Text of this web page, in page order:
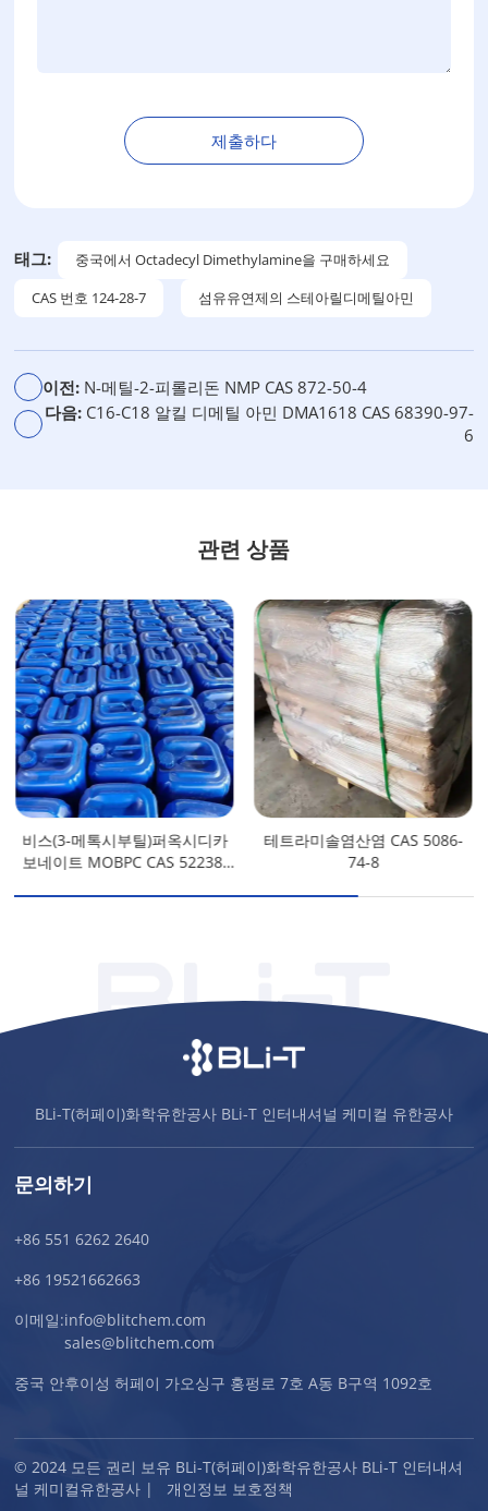
제출하다
태그:
중국에서 Octadecyl Dimethylamine을 구매하세요
CAS 번호 124-28-7
섬유유연제의 스테아릴디메틸아민
이전: N-메틸-2-피롤리돈 NMP CAS 872-50-4
다음: C16-C18 알킬 디메틸 아민 DMA1618 CAS 68390-97-
6
관련 상품
비스(3-메톡시부틸)퍼옥시디카
보네이트 MOBPC CAS 52238-
테트라미솔염산염 CAS 5086-
74-8
BLi-T(허페이)화학유한공사 BLi-T 인터내셔널 케미컬 유한공사
문의하기
+86 551 6262 2640
+86 19521662663
이메일:info@blitchem.com
sales@blitchem.com
중국 안후이성 허페이 가오싱구 홍펑로 7호 A동 B구역 1092호
© 2024 모든 권리 보유 BLi-T(허페이)화학유한공사 BLi-T 인터내셔
널 케미컬유한공사 | 개인정보 보호정책